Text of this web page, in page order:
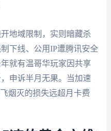
地域限制，实则暗藏杀
下线、公用IP遭腾讯安全
就有温哥华玩家因共享
申诉半月无果。当加速
烟灭的损失远超月卡费